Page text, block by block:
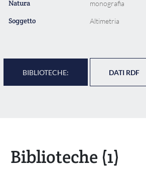
Natura monografia
Soggetto Altimetria
BIBLIOTECHE: DATI RDF
Biblioteche (1)